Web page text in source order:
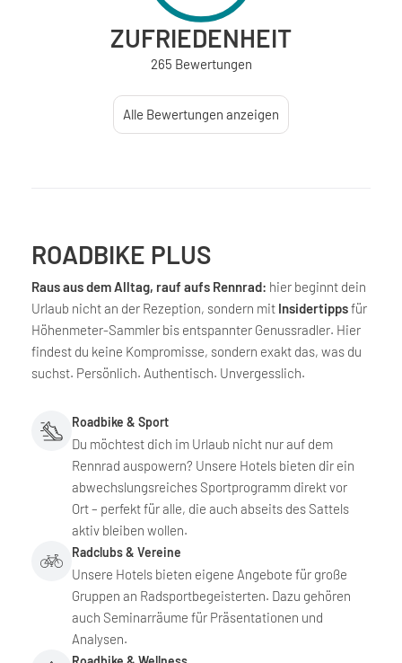
ZUFRIEDENHEIT
265 Bewertungen
Alle Bewertungen anzeigen
ROADBIKE PLUS
Raus aus dem Alltag, rauf aufs Rennrad: hier beginnt dein
Urlaub nicht an der Rezeption, sondern mit Insidertippsfür
Höhenmeter-Sammler bis entspannter Genussradler. Hier
findest du keine Kompromisse, sondern exakt das, was du
suchst. Persönlich. Authentisch. Unvergesslich.
Roadbike & Sport
Du möchtest dich im Urlaub nicht nur auf dem
Rennrad auspowern? Unsere Hotels bieten dir ein
abwechslungsreiches Sportprogramm direkt vor
Ort – perfekt für alle, die auch abseits des Sattels
aktiv bleiben wollen.
Radclubs & Vereine
Unsere Hotels bieten eigene Angebote für große
Gruppen an Radsportbegeisterten. Dazu gehören
auch Seminarräume für Präsentationen und
Analysen.